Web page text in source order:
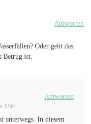
Antworten
Oder geht das
Betrug ist.
Uhr
Antworten
unterwegs. In diesem